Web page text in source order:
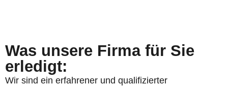
Was unsere Firma für Sie
erledigt:
Wir sind ein erfahrener und qualifizierter